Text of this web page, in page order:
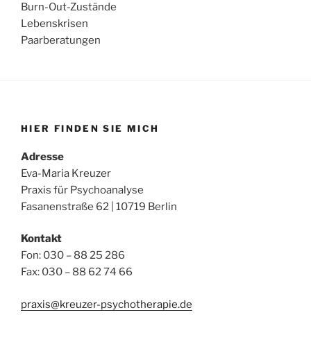
Burn-Out-Zustände
Lebenskrisen
Paarberatungen
HIER FINDEN SIE MICH
Adresse
Eva-Maria Kreuzer
Praxis für Psychoanalyse
Fasanenstraße 62 | 10719 Berlin
Kontakt
Fon: 030 – 88 25 286
Fax: 030 – 88 62 74 66
praxis@kreuzer-psychotherapie.de